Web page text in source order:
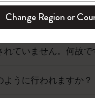
る規定は?
れていません。何故で
ように行われますか？
今すぐ会員登録 !
Change Region or